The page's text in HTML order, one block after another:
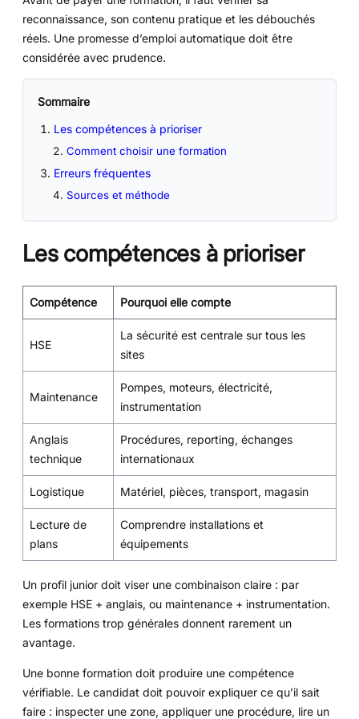
reconnaissance, son contenu pratique et les débouchés
réels. Une promesse d’emploi automatique doit être
considérée avec prudence.
Sommaire
Les compétences à prioriser
Comment choisir une formation
Erreurs fréquentes
Sources et méthode
Les compétences à prioriser
Compétence Pourquoi elle compte
HSE
La sécurité est centrale sur tous les
sites
Maintenance
Pompes, moteurs, électricité,
instrumentation
Anglais
technique
Procédures, reporting, échanges
internationaux
Logistique Matériel, pièces, transport, magasin
Lecture de
plans
Comprendre installations et
équipements
Un profil junior doit viser une combinaison claire : par
exemple HSE + anglais, ou maintenance + instrumentation.
Les formations trop générales donnent rarement un
avantage.
Une bonne formation doit produire une compétence
vérifiable. Le candidat doit pouvoir expliquer ce qu’il sait
faire : inspecter une zone, appliquer une procédure, lire un